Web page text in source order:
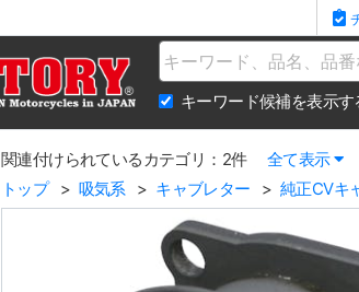
Name
キーワード候補を表示す
関連付けられているカテゴリ：2件
全て表示
トップ
吸気系 キャブレター 純正CVキ